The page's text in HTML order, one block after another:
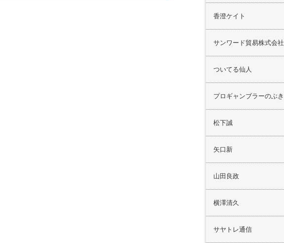
香澄ケイト
サンワード貿易株式会社
ついてる仙人
プロギャンブラーのぶき
松下誠
矢口新
山田良政
横澤清久
サヤトレ通信